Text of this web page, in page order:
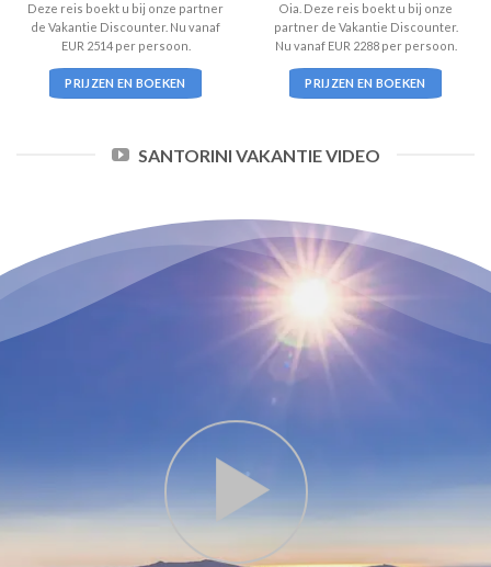
Deze reis boekt u bij onze partner
de Vakantie Discounter. Nu vanaf
EUR 2514 per persoon.
PRIJZEN EN BOEKEN
Oia. Deze reis boekt u bij onze
partner de Vakantie Discounter.
Nu vanaf EUR 2288 per persoon.
PRIJZEN EN BOEKEN
SANTORINI VAKANTIE VIDEO